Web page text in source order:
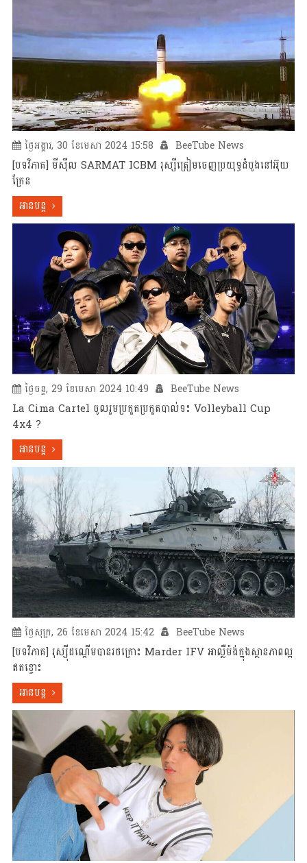
ថ្ងៃអង្គារ, 30 ខែមេសា 2024 15:58 BeeTube News
[បទវិភាគ] មីស៊ីល SARMAT ICBM រុស្សីត្រៀមចេញប្រយុទ្ធដំបូងនៅអ៊ុយ
ក្រែន
អានបន្ត
ថ្ងៃចន្ទ, 29 ខែមេសា 2024 10:49 BeeTube News
La Cima Cartel ចូលរួមប្រកួតប្រកួតបាល់ទះ Volleyball Cup
4x4 ?
អានបន្ត
ថ្ងៃសុក្រ, 26 ខែមេសា 2024 15:42 BeeTube News
[បទវិភាគ] រុស្ស៊ីដណ្តើមបានរថក្រោះ Marder IFV អាល្លឺម៉ង់ក្នុងស្ថានភាពល្អ
ឥតខ្ចោះ
អានបន្ត